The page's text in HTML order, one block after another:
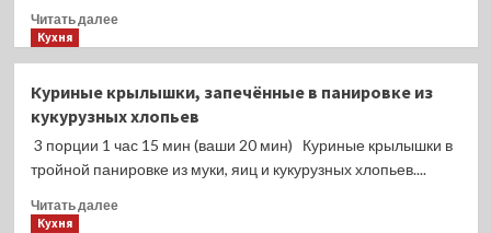
загружать
продолжительностью
60
секунд
Читать далееПрочитать
с
рисом
и
(на
сковороде)
Кухня
Куриные крылышки, запечённые в панировке из
кукурузных хлопьев
3 порции 1 час 15 мин (ваши 20 мин) Куриные крылышки в
тройной панировке из муки, яиц и кукурузных хлопьев....
Читать далееПрочитать
Кухня